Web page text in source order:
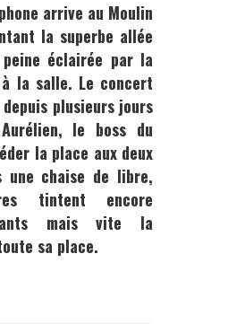
arrive au Moulin
la superbe allée
éclairée par la
la salle. Le concert
plusieurs jours
Aurélien, le boss du
la place aux deux
une chaise de libre,
tintent encore
mais vite la
sa place.